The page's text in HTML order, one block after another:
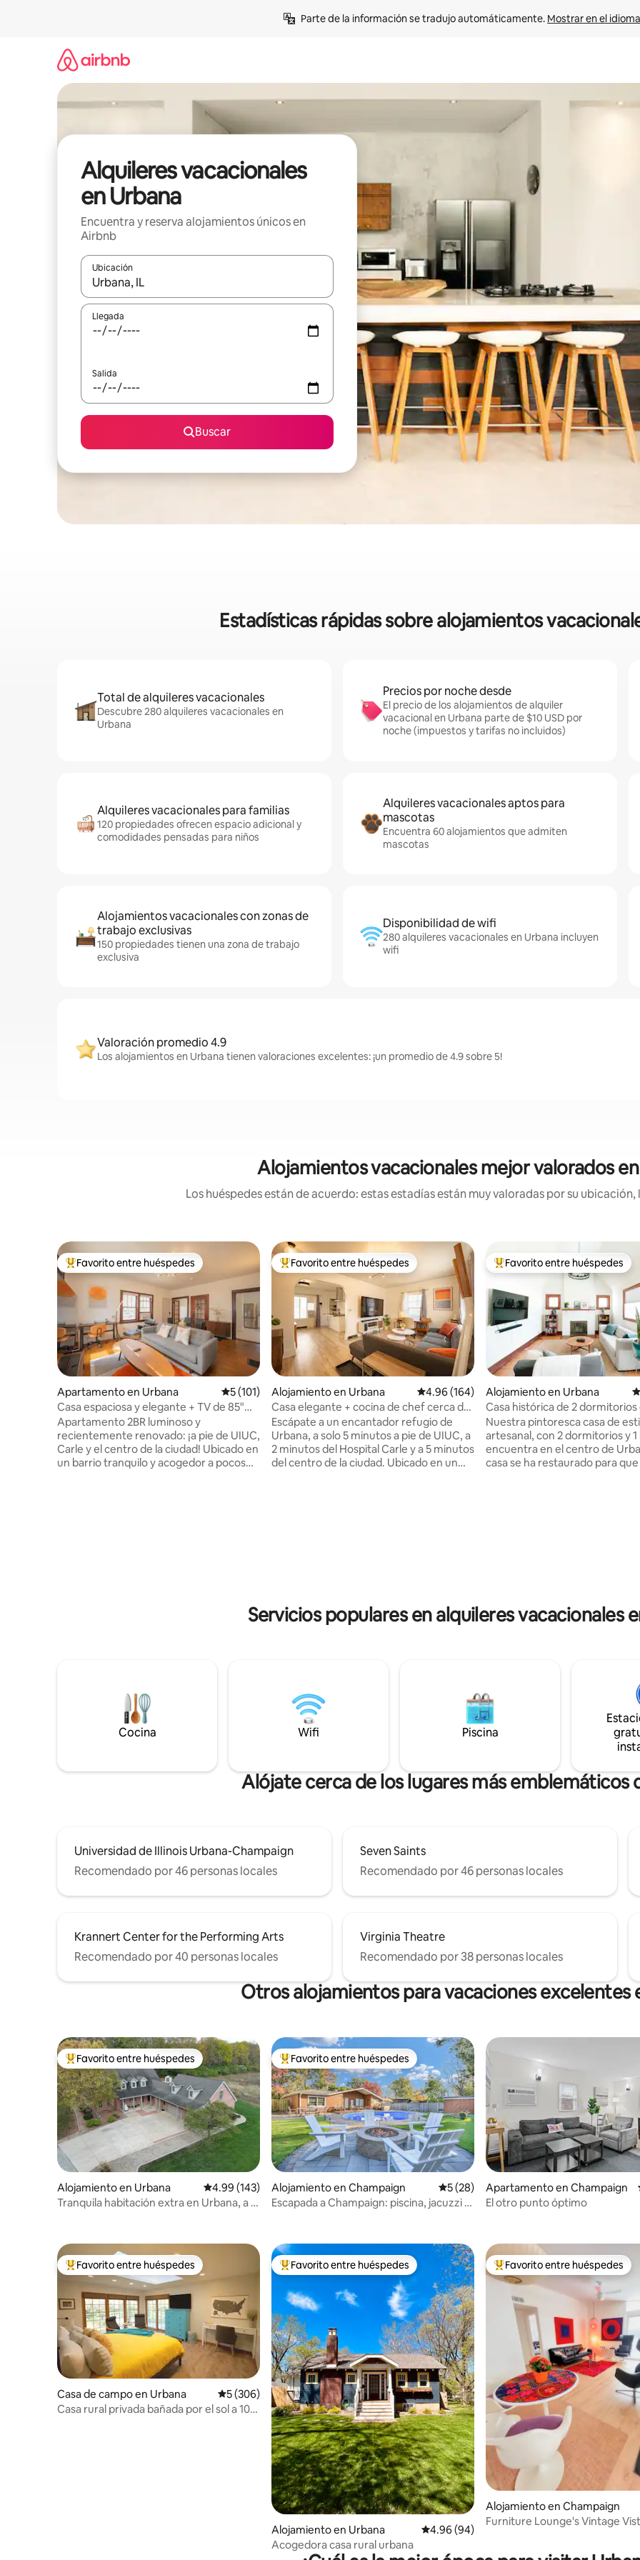
Parte de la información se tradujo automáticamente. Mostrar en el
Alquileres vacacionales
en Urbana
Encuentra y reserva alojamientos únicos en
Airbnb
Ubicación
Cuando los resultados estén disponibles, navega con las teclas de flecha hacia arriba y hacia abajo o explora con el
Llegada
Salida
Buscar
Estadísticas rápidas sobre alojamientos
Total de alquileres vacacionales
Descubre 280 alquileres vacacionales en
Urbana
Precios por noche desde
El precio de los alojamientos de alquiler
vacacional en Urbana parte de $10 USD por
noche (impuestos y tarifas no incluidos)
Alquileres vacacionales para familias
120 propiedades ofrecen espacio adicional y
comodidades pensadas para niños
Alquileres vacacionales aptos para
mascotas
Encuentra 60 alojamientos que admiten
mascotas
Alojamientos vacacionales con zonas de
trabajo exclusivas
150 propiedades tienen una zona de trabajo
exclusiva
Disponibilidad de wifi
280 alquileres vacacionales en Urbana incluyen
wifi
Valoración promedio 4.9
Los alojamientos en Urbana tienen valoraciones excelentes: ¡un promedio de 4.9 sobre 5!
Alojamientos vacacionales mejor valorados
Los huéspedes están de acuerdo: estas estadías están muy valoradas por su
Favorito entre huéspedes preferido
Favorito entre huéspedes
Apartamento en Urbana Calificación promedio: 5 de 5, 101 reseñas
5 (101)
Casa espaciosa y elegante + TV de 85"
cerca de UIUC y Carle
Apartamento 2BR luminoso y
recientemente renovado: ¡a pie de UIUC,
Carle y el centro de la ciudad! Ubicado en
un barrio tranquilo y acogedor a pocos
Favorito entre huéspedes preferido
Favorito entre huéspedes
Alojamiento en Urbana Calificación promedio: 4.96 de 5, 164 reseñas
4.96 (164)
Casa elegante + cocina de chef cerca de
UIUC, Carle, DT
Escápate a un encantador refugio de
Urbana, a solo 5 minutos a pie de UIUC, a
2 minutos del Hospital Carle y a 5 minutos
del centro de la ciudad. Ubicado en un
toque de magia, todo a pocos pasos de
todo lo que necesitas.
Favorito entre huéspedes
Favorito entre huéspedes
Alojamiento en Urbana
Casa histórica de 2 dormitorios
centro de Urbana: ¡2 pulgares
arriba!
Nuestra pintoresca casa de
artesanal, con 2 dormitorios y 1
encuentra en el centro de
casa se ha restaurado para
High y más nostalgia centrada
Urbana.
Servicios populares en alquileres vacacionales
Cocina Wifi Piscina
Alójate cerca de los lugares más emblemáticos
Universidad de Illinois Urbana-Champaign
Recomendado por 46 personas locales
Seven Saints
Recomendado por 46 personas locales
Krannert Center for the Performing Arts
Recomendado por 40 personas locales
Virginia Theatre
Recomendado por 38 personas locales
Otros alojamientos para vacaciones excelentes
Favorito entre huéspedes preferido
Favorito entre huéspedes
Alojamiento en Urbana Calificación promedio: 4.99 de 5, 143 reseñas
4.99 (143)
Tranquila habitación extra en Urbana, a 5
Favorito entre huéspedes preferido
Favorito entre huéspedes
Alojamiento en Champaign Calificación promedio: 5 de 5, 28 reseñas
5 (28)
Escapada a Champaign: piscina, jacuzzi y
Apartamento en Champaign
El otro punto óptimo
Favorito entre huéspedes preferido
Favorito entre huéspedes
Casa de campo en Urbana Calificación promedio: 5 de 5, 306 reseñas
5 (306)
Casa rural privada bañada por el sol a 10
Favorito entre huéspedes preferido
Favorito entre huéspedes
Alojamiento en Urbana Calificación promedio: 4.96 de 5, 94 reseñas
4.96 (94)
Acogedora casa rural urbana
Favorito entre huéspedes
Favorito entre huéspedes
Alojamiento en Champaign
Furniture Lounge's Vintage